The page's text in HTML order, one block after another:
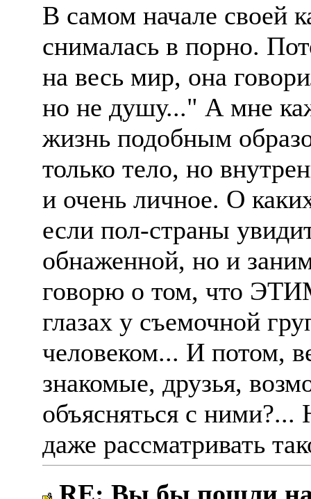
В самом начале своей
снималась в порно.
на весь мир, она
но не душу..." А мне
жизнь подобным
только тело, но
и очень личное. О
если пол-страны
обнаженной, но и
говорю о том, что
глазах у съемочной
человеком... И потом,
знакомые, друзья,
объясняться с ними?...
даже рассматривать